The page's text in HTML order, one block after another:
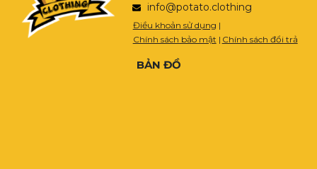
info@potato.clothing
Điều khoản sử dụng |
Chính sách bảo mật | Chính sách đổi trả
BẢN ĐỒ